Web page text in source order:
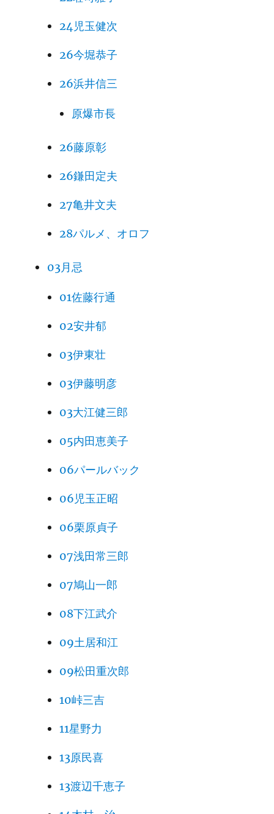
24児玉健次
26今堀恭子
26浜井信三
原爆市長
26藤原彰
26鎌田定夫
27亀井文夫
28パルメ、オロフ
03月忌
01佐藤行通
02安井郁
03伊東壮
03伊藤明彦
03大江健三郎
05内田恵美子
06パールバック
06児玉正昭
06栗原貞子
07浅田常三郎
07鳩山一郎
08下江武介
09土居和江
09松田重次郎
10峠三吉
11星野力
13原民喜
13渡辺千恵子